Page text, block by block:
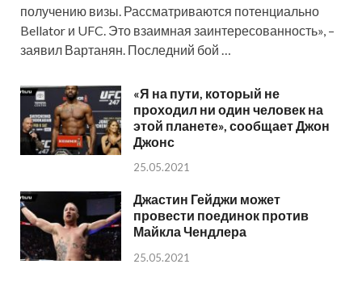
получению визы. Рассматриваются потенциально
Bellator и UFC. Это взаимная заинтересованность», –
заявил Вартанян. Последний бой …
«Я на пути, который не
проходил ни один человек на
этой планете», сообщает Джон
Джонс
25.05.2021
Джастин Гейджи может
провести поединок против
Майкла Чендлера
25.05.2021